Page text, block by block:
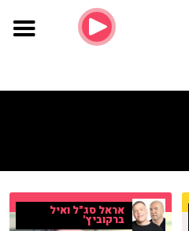
אראל סג"ל ואיל
ברקוביץ'